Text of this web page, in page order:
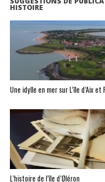
HISTOIRE
Une idylle en mer sur L’île d’Aix
L’histoire de l’île d’Øléron